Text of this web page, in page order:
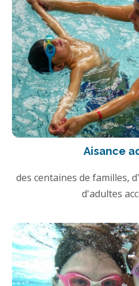
Aisance
des centaines de familles,
d'adultes